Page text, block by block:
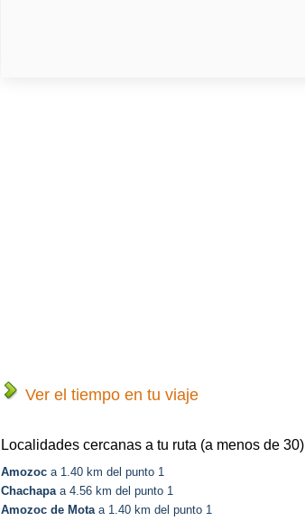
Ver el tiempo en tu viaje
Localidades cercanas a tu ruta (a menos de 30)
Amozoc a 1.40 km del punto 1
Chachapaa 4.56 km del punto 1
Amozoc de Motaa 1.40 km del punto 1